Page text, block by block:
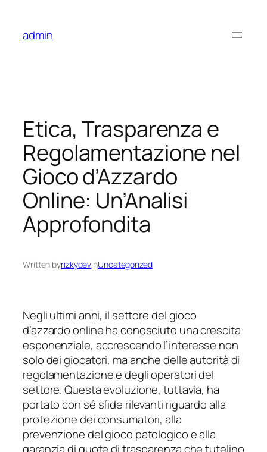
content
admin
Etica, Trasparenza e
Regolamentazione nel
Gioco d’Azzardo
Online: Un’Analisi
Approfondita
Written byrizkydevinUncategorized
Negli ultimi anni, il settore del gioco
d’azzardo online ha conosciuto una crescita
esponenziale, accrescendo l’interesse non
solo dei giocatori, ma anche delle autorità di
regolamentazione e degli operatori del
settore. Questa evoluzione, tuttavia, ha
portato con sé sfide rilevanti riguardo alla
protezione dei consumatori, alla
prevenzione del gioco patologico e alla